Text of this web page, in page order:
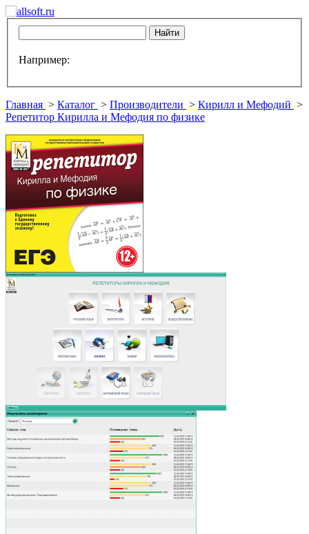
Например:
Главная > Каталог > Производители > Кирилл и Мефодий >
Репетитор Кирилла и Мефодия по физике